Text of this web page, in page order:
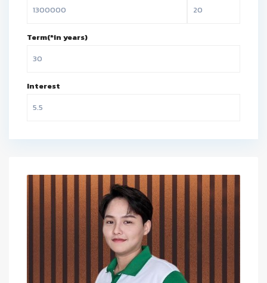
Term(*in years)
Interest